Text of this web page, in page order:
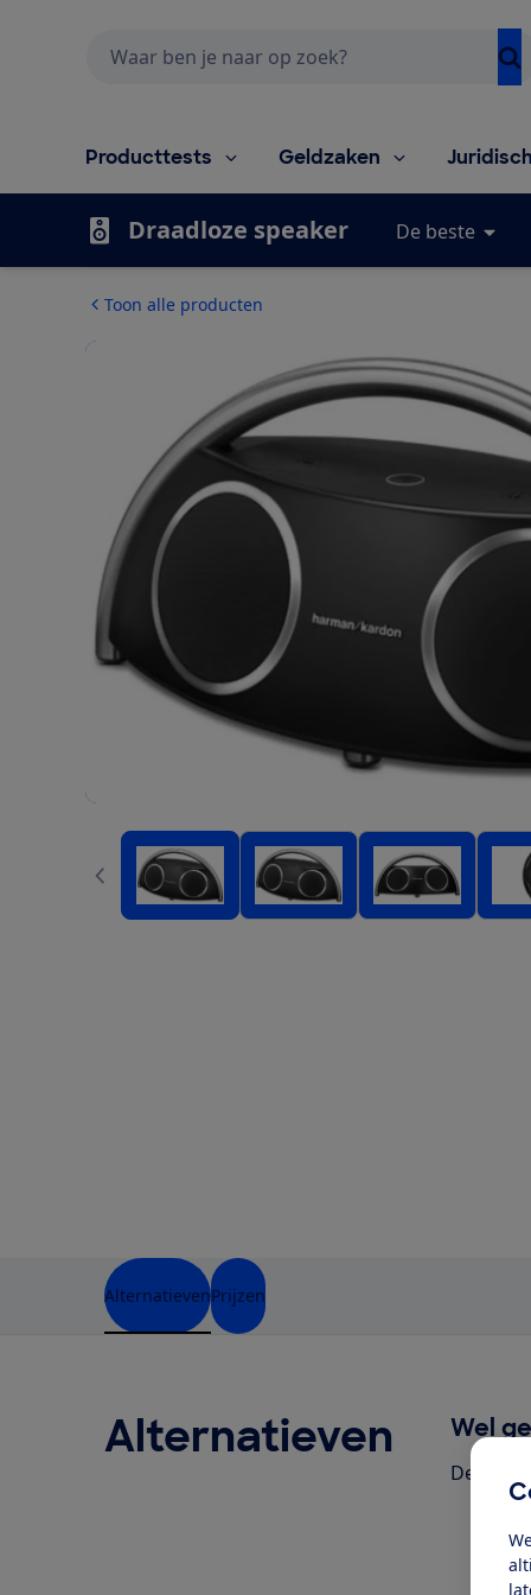
Producttests Geldzaken
Draadloze speaker De beste
Toon alle producten
AlternatievenPrijzen
Alternatieven Wel
Deze